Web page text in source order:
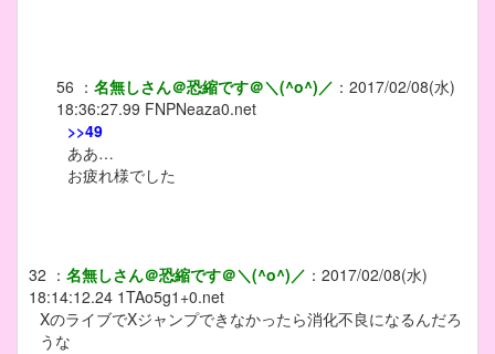
56 ： 名無しさん＠恐縮です＠＼(^o^)／ ： 2017/02/08(水)
18:36:27.99 FNPNeaza0.net
>>49
ああ…
お疲れ様でした
32 ： 名無しさん＠恐縮です＠＼(^o^)／ ： 2017/02/08(水)
18:14:12.24 1TAo5g1+0.net
XのライブでXジャンプできなかったら消化不良になるんだろ
うな